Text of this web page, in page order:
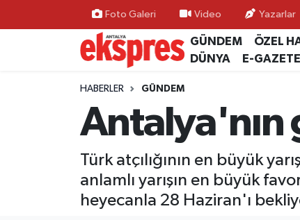
Foto Galeri Video Yazarlar
GÜNDEM ÖZEL
DÜNYA
E-GAZETE
HABERLER GÜNDEM
Antalya'nın
Türk atçılığının en büyük
anlamlı yarışın en büyük
heyecanla 28 Haziran'ı
ÖZEL HABER
GÜNDEM
YEREL GÜNDEM
EKONOMİ
KÜLTÜR - SANAT
Nöbetçi Eczaneler
Hava Durumu
Trafik Durumu
Süper Lig Puan Durumu ve Fikstür
Tüm Manşetler